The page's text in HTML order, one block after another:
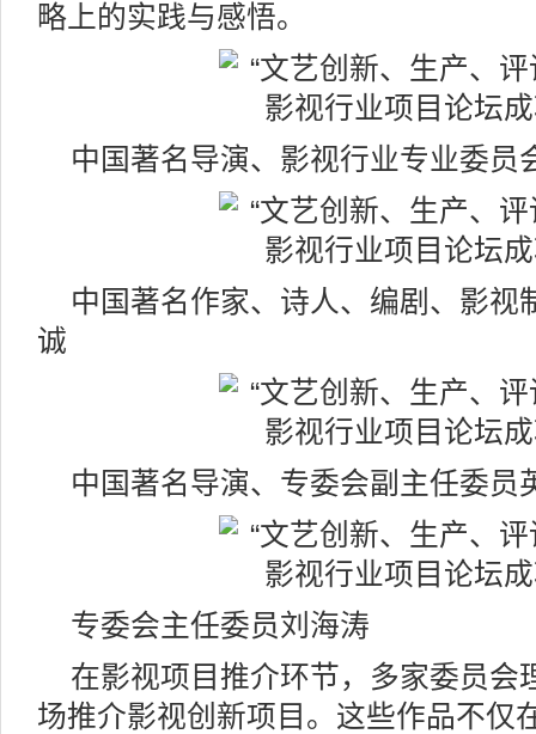
略上的实践与感悟。
中国著名导演、影视行业专业委员
中国著名作家、诗人、编剧、影视
诚
中国著名导演、专委会副主任委员
专委会主任委员刘海涛
在影视项目推介环节，多家委员会
场推介影视创新项目。这些作品不仅